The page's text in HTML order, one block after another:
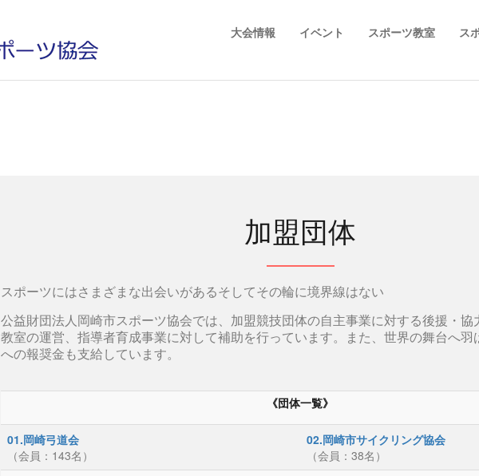
大会情報 イベント スポーツ教室 ス
加盟団体
スポーツにはさまざまな出会いがあるそしてその輪に境界線はない
公益財団法人岡崎市スポーツ協会では、加盟競技団体の自主事業に対する後援・協
教室の運営、指導者育成事業に対して補助を行っています。また、世界の舞台へ
への報奨金も支給しています。
《団体一覧》
01.岡崎弓道会
（会員：143名）
02.岡崎市サイクリング協会
（会員：38名）